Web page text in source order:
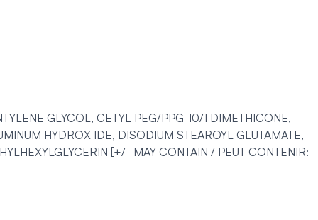
GLYCOL, CETYL PEG/PPG-10/1 DIMETHICONE,
HYDROX IDE, DISODIUM STEAROYL GLUTAMATE,
[+/- MAY CONTAIN / PEUT CONTENIR: